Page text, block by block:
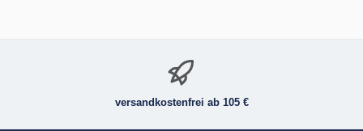
versandkostenfrei ab 105 €